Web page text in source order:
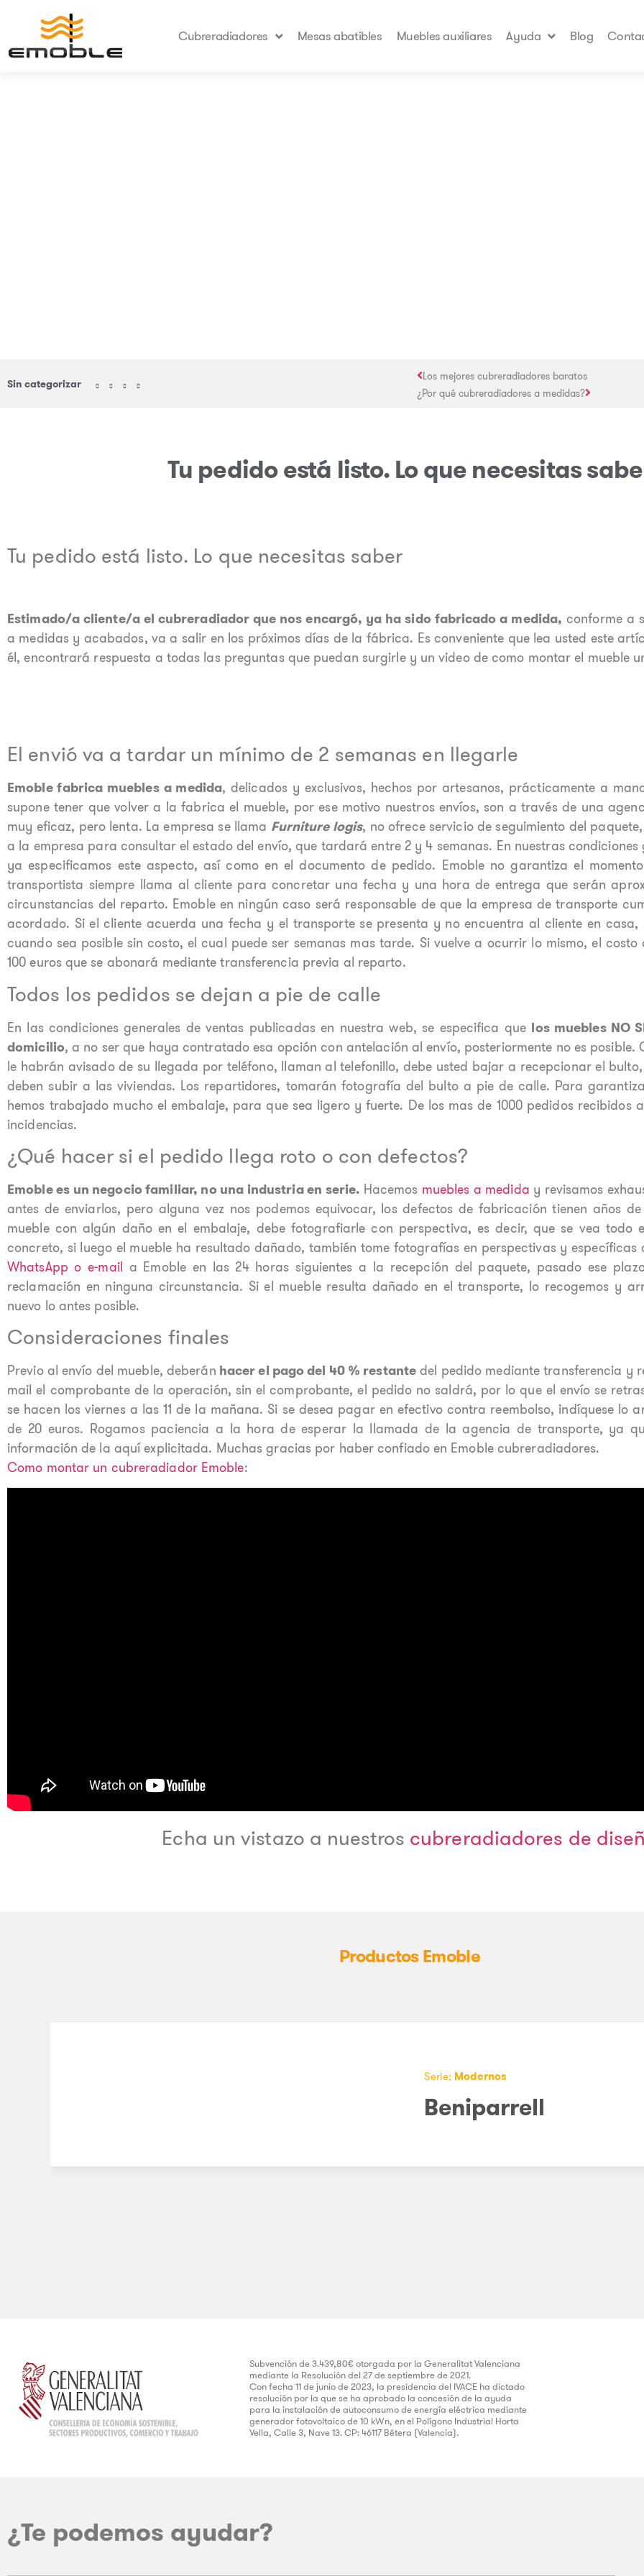
Cubreradiadores Mesas abatibles Muebles auxiliares Ayuda Blog
Sin categorizar
Los mejores cubreradiadores baratos
¿Por qué cubreradiadores a medidas?
Tu pedido está listo. Lo que necesitas
Tu pedido está listo. Lo que necesitas saber
Estimado/a cliente/a el cubreradiador que nos encargó, ya ha sido fabricado a medida, conforme a
a medidas y acabados, va a salir en los próximos días de la fábrica. Es conveniente que lea usted este
él, encontrará respuesta a todas las preguntas que puedan surgirle y un video de como montar el mueble
El envió va a tardar un mínimo de 2 semanas en llegarle
Emoble fabrica muebles a medida, delicados y exclusivos, hechos por artesanos, prácticamente a
supone tener que volver a la fabrica el mueble, por ese motivo nuestros envíos, son a través de una
muy eficaz, pero lenta. La empresa se llama Furniture logis, no ofrece servicio de seguimiento del
a la empresa para consultar el estado del envío, que tardará entre 2 y 4 semanas. En nuestras
ya especificamos este aspecto, así como en el documento de pedido. Emoble no garantiza el
transportista siempre llama al cliente para concretar una fecha y una hora de entrega que serán
circunstancias del reparto. Emoble en ningún caso será responsable de que la empresa de transporte
acordado. Si el cliente acuerda una fecha y el transporte se presenta y no encuentra al cliente en
cuando sea posible sin costo, el cual puede ser semanas mas tarde. Si vuelve a ocurrir lo mismo, el
100 euros que se abonará mediante transferencia previa al reparto.
Todos los pedidos se dejan a pie de calle
En las condiciones generales de ventas publicadas en nuestra web, se especifica que los muebles NO
domicilio, a no ser que haya contratado esa opción con antelación al envío, posteriormente no es posible.
le habrán avisado de su llegada por teléfono, llaman al telefonillo, debe usted bajar a recepcionar el
deben subir a las viviendas. Los repartidores, tomarán fotografía del bulto a pie de calle. Para
hemos trabajado mucho el embalaje, para que sea ligero y fuerte. De los mas de 1000 pedidos recibidos
incidencias.
¿Qué hacer si el pedido llega roto o con defectos?
Emoble es un negocio familiar, no una industria en serie. Hacemos muebles a medida y revisamos
antes de enviarlos, pero alguna vez nos podemos equivocar, los defectos de fabricación tienen años
mueble con algún daño en el embalaje, debe fotografiarle con perspectiva, es decir, que se vea todo
concreto, si luego el mueble ha resultado dañado, también tome fotografías en perspectivas y
WhatsApp o e-mail a Emoble en las 24 horas siguientes a la recepción del paquete, pasado ese
reclamación en ninguna circunstancia. Si el mueble resulta dañado en el transporte, lo recogemos y
nuevo lo antes posible.
Consideraciones finales
Previo al envío del mueble, deberán hacer el pago del 40 % restante del pedido mediante transferencia y
mail el comprobante de la operación, sin el comprobante, el pedido no saldrá, por lo que el envío se
se hacen los viernes a las 11 de la mañana. Si se desea pagar en efectivo contra reembolso, indíquese lo
de 20 euros. Rogamos paciencia a la hora de esperar la llamada de la agencia de transporte, ya
información de la aquí explicitada. Muchas gracias por haber confiado en Emoble cubreradiadores.
Como montar un cubreradiador Emoble:
Echa un vistazo a nuestros cubreradiadores de
Productos Emoble
Serie: Modernos
Beniparrell
Subvención de 3.439,80€ otorgada por la Generalitat Valenciana
mediante la Resolución del 27 de septiembre de 2021.
Con fecha 11 de junio de 2023, la presidencia del IVACE ha dictado
resolución por la que se ha aprobado la concesión de la ayuda
para la instalación de autoconsumo de energía eléctrica mediante
generador fotovoltaico de 10 kWn, en el Polígono Industrial Horta
Vella, Calle 3, Nave 13. CP: 46117 Bétera (Valencia).
¿Te podemos ayudar?